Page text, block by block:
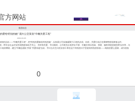
方网站
集团动态
爱给特别的她” 浦大公交策划“巾帼关爱工程”
2004-03-05
活动——“巾帼关爱工程”，把“特别的爱献给特别的她”，以拓展公司实施凝聚力工程的步伐。目前，关爱行动正在紧锣密鼓地筹备运作。
吁全社会对女性弱势群体给予关心、关怀和关爱。节日期间，公司将充分发挥女干部、巾帼文明示范岗、劳模、服务明星的模范带头作用，与
组织网络，建立“巾帼志愿队”开展 “关爱传递”活动，节日当天生日的女职工将在这个特别的日子里收到特别的惊喜——精美的爱心蛋糕，成为首批
0